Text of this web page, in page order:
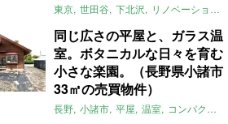
東京 世田谷 下北沢 リノベーション
同じ広さの平屋と、ガラス温
室。ボタニカルな日々を育む
小さな楽園。（長野県小諸市
33㎡の売買物件）
長野 小諸市 平屋 温室 コンパクト